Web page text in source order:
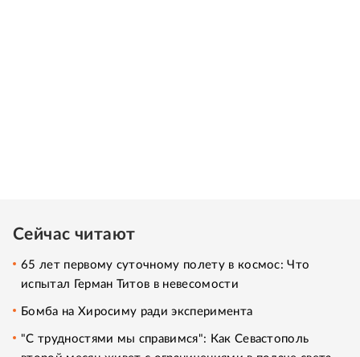
Сейчас читают
65 лет первому суточному полету в космос: Что
испытал Герман Титов в невесомости
Бомба на Хиросиму ради эксперимента
"С трудностями мы справимся": Как Севастополь